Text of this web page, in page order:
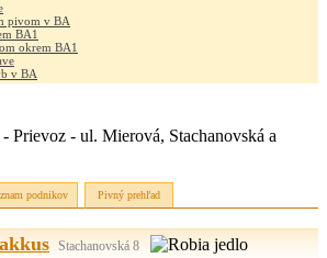
pivom v BA
BA1
okrem BA1
v BA
Prievoz - ul. Mierová, Stachanovská a
podnikov Pivný prehľad
Stachanovská 8